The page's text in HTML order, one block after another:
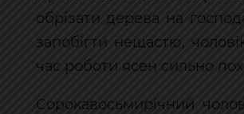
обрізати дерева на
запобігти нещастю,
час роботи ясен сильно
Сорокавосьмирічний